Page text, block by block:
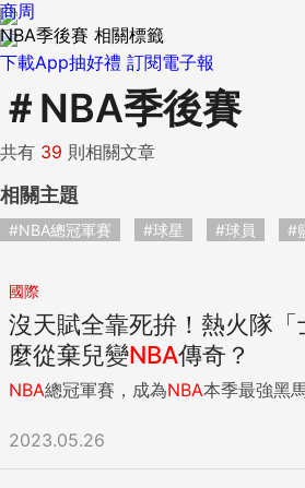
下載App抽好禮 訂閱電子報
商周
NBA季後賽 相關標籤
＃ NBA季後賽
共有 39 則相關文章
相關主題
#NBA總冠軍賽 #球星 #球員 #
國際
沒天賦全靠死拚！熱火隊
麼從棄兒變NBA傳奇？
NBA總冠軍賽，成為NBA本季最強黑
2023.05.26